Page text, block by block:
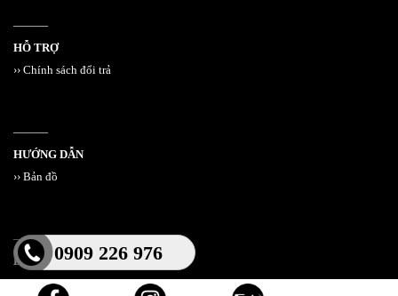
0909 226 976
———
HỖ TRỢ
›› Chính sách đổi trả
———
HƯỚNG DẪN
›› Bản đồ
———
BỘ CÔNG THƯƠNG